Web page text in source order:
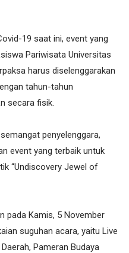
19 saat ini, event yang
Pariwisata Universitas
harus diselenggarakan
tahun-tahun
secara fisik.
penyelenggara,
event yang terbaik untuk
“Undiscovery Jewel of
pada Kamis, 5 November
suguhan acara, yaitu Live
Pameran Budaya